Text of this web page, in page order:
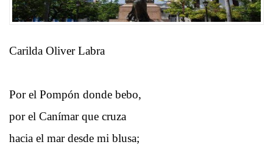
Carilda Oliver Labra
Por el Pompón donde bebo,
por el Canímar que cruza
hacia el mar desde mi blusa;